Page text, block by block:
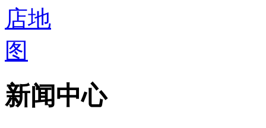
新闻中心